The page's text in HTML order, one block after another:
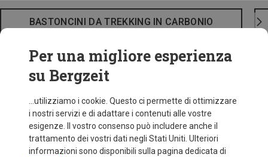
BASTONCINI DA TREKKING IN CARBONIO
Per una migliore esperienza
su Bergzeit
...utilizziamo i cookie. Questo ci permette di ottimizzare
i nostri servizi e di adattare i contenuti alle vostre
esigenze. Il vostro consenso può includere anche il
trattamento dei vostri dati negli Stati Uniti. Ulteriori
informazioni sono disponibili sulla pagina dedicata di